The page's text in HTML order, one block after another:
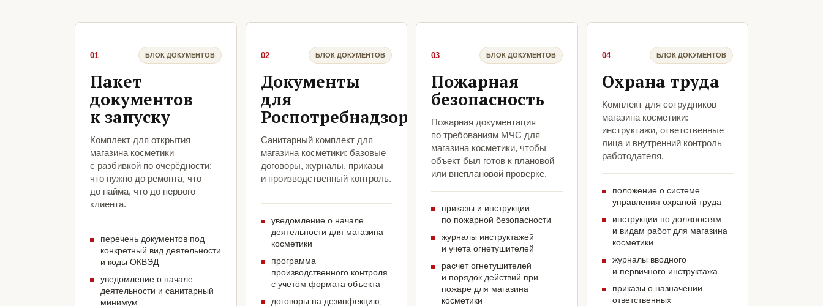
01 БЛОК ДОКУМЕНТОВ
Пакет
документов
к запуску
Комплект для открытия
магазина косметики
с разбивкой по очерёдности:
что нужно до ремонта, что
до найма, что до первого
клиента.
перечень документов под
конкретный вид деятельности
и коды ОКВЭД
уведомление о начале
деятельности и санитарный
минимум
02 БЛОК ДОКУМЕНТОВ
Документы
для
Роспотребнадзора
Санитарный комплект для
магазина косметики: базовые
договоры, журналы, приказы
и производственный контроль.
уведомление о начале
деятельности для магазина
косметики
программа
производственного контроля
с учетом формата объекта
договоры на дезинфекцию,
03 БЛОК ДОКУМЕНТОВ
Пожарная
безопасность
Пожарная документация
по требованиям МЧС для
магазина косметики, чтобы
объект был готов к плановой
или внеплановой проверке.
приказы и инструкции
по пожарной безопасности
журналы инструктажей
и учета огнетушителей
расчет огнетушителей
и порядок действий при
пожаре для магазина
косметики
04 БЛОК ДОКУМЕНТОВ
Охрана труда
Комплект для сотрудников
магазина косметики:
инструктажи, ответственные
лица и внутренний контроль
работодателя.
положение о системе
управления охраной труда
инструкции по должностям
и видам работ для магазина
косметики
журналы вводного
и первичного инструктажа
приказы о назначении
ответственных